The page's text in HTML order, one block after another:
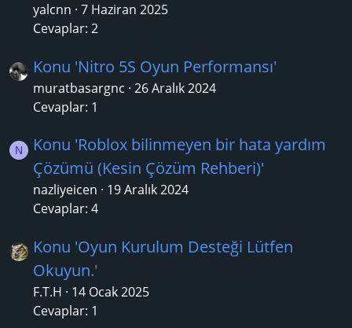
yalcnn 7 Haziran 2025
Cevaplar: 2
Konu 'Nitro 5S Oyun Performansı'
muratbasargnc 26 Aralık 2024
Cevaplar: 1
N
Konu 'Roblox bilinmeyen bir hata yardım
Çözümü (Kesin Çözüm Rehberi)'
nazliyeicen
19 Aralık 2024
Cevaplar: 4
Konu 'Oyun Kurulum Desteği Lütfen
Okuyun.'
F.T.H
14 Ocak 2025
Cevaplar: 1